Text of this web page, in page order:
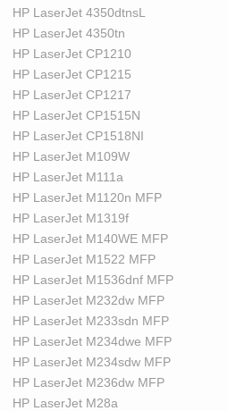
HP LaserJet 4350dtnsL
HP LaserJet 4350tn
HP LaserJet CP1210
HP LaserJet CP1215
HP LaserJet CP1217
HP LaserJet CP1515N
HP LaserJet CP1518NI
HP LaserJet M109W
HP LaserJet M111a
HP LaserJet M1120n MFP
HP LaserJet M1319f
HP LaserJet M140WE MFP
HP LaserJet M1522 MFP
HP LaserJet M1536dnf MFP
HP LaserJet M232dw MFP
HP LaserJet M233sdn MFP
HP LaserJet M234dwe MFP
HP LaserJet M234sdw MFP
HP LaserJet M236dw MFP
HP LaserJet M28a